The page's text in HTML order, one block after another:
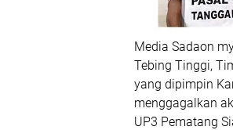
Media Sadaon
Tebing Tinggi,
yang dipimpin
menggagalkan
UP3 Pematang